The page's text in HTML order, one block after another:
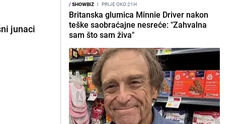
junaci
/SHOWBIZ I PRIJE OKO 21H
Britanska glumica Minnie Driver nakon
teške saobraćajne nesreće: "Zahvalna
sam što sam živa"